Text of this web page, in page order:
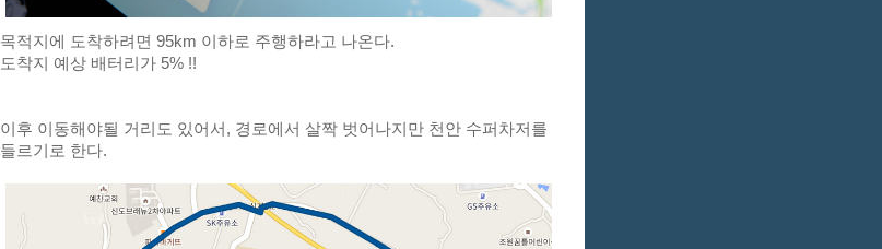
목적지에 도착하려면 95km 이하로 주행하라고 나온다.
도착지 예상 배터리가 5% !!
이후 이동해야될 거리도 있어서, 경로에서 살짝 벗어나지만 천안 수퍼차저를
들르기로 한다.